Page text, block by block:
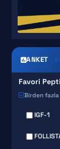
ANKET
Favori
Birden
IGF-1